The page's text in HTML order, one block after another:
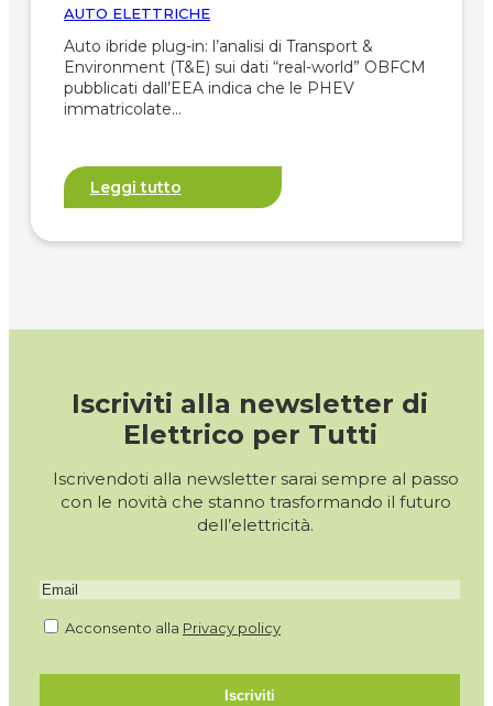
AUTO ELETTRICHE
Auto ibride plug-in: l’analisi di Transport &
Environment (T&E) sui dati “real-world” OBFCM
pubblicati dall’EEA indica che le PHEV
immatricolate…
Leggi tutto
Iscriviti alla newsletter di
Elettrico per Tutti
Iscrivendoti alla newsletter sarai sempre al passo
con le novità che stanno trasformando il futuro
dell’elettricità.
Acconsento alla Privacy policy
Iscriviti